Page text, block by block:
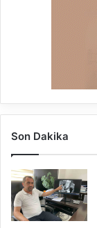
Son Dakika